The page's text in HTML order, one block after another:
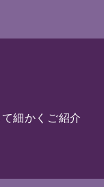
細かくご紹介